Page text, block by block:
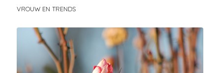
VROUW EN TRENDS